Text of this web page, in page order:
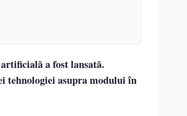
a fost lansată.
tehnologiei asupra modului în